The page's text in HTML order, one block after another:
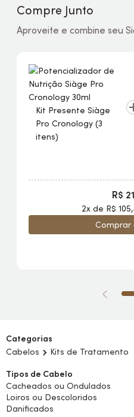
Compre Junto
Aproveite e combine seu
Kit Presente Siàge
Pro Cronology (3
itens)
R$
2x de R$
Comprar
Categorias
Cabelos
Kits de Tratamento
Tipos de Cabelo
Cacheados ou Ondulados
Loiros ou Descoloridos
Danificados